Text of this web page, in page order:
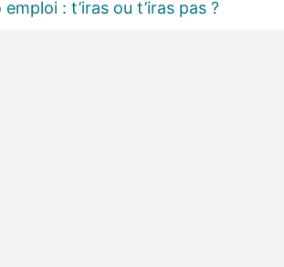
emploi : t’iras ou t’iras pas ?